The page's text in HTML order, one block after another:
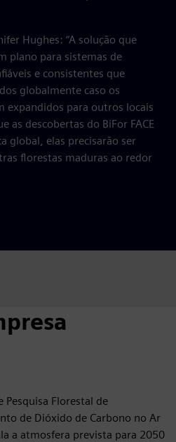
Hughes: “A solução que
plano para sistemas de
e consistentes que
globalmente caso os
expandidos para outros locais
as descobertas do BiFor FACE
global, elas precisarão ser
florestas maduras ao redor
Florestal de
de Dióxido de Carbono no Ar
a atmosfera prevista para 2050